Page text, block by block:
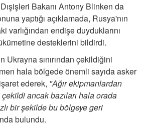
Bakanı Antony Blinken da
yaptığı açıklamada, Rusya'nın
varlığından endişe duyduklarını
desteklerini bildirdi.
Ukrayna sınırından çekildiğini
hala bölgede önemli sayıda asker
ederek, "Ağır ekipmanlardan
ancak bazıları hala orada
bir şekilde bu bölgeye geri
bulundu.